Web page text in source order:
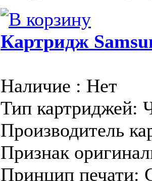
Картридж
Наличие : Нет
Тип картриджей:
Производитель
Признак
Принцип печати: